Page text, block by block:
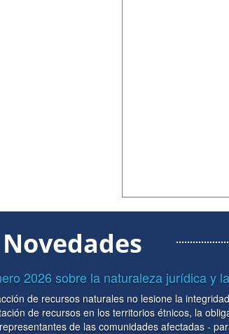
Novedades
jurídica y la vinculatoriedad ...
lesione la integridad económica, social y
étnicos, la obligación del gobierno nacional
afectadas - parágrafo del artículo 330. Si